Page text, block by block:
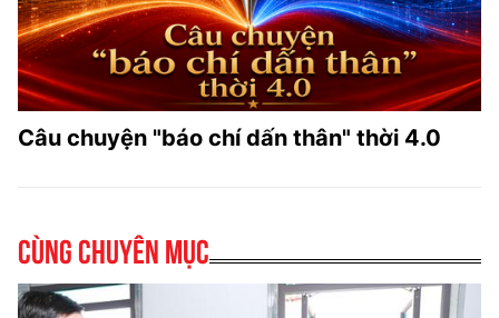
Câu chuyện "báo chí dấn thân" thời 4.0
Cùng chuyên mục